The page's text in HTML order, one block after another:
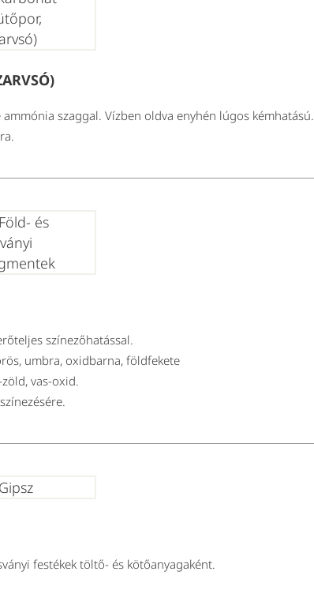
szaggal. Vízben oldva enyhén lúgos kémhatású.
színezőhatással.
umbra, oxidbarna, földfekete
vas-oxid.
festékek töltő- és kötőanyagaként.